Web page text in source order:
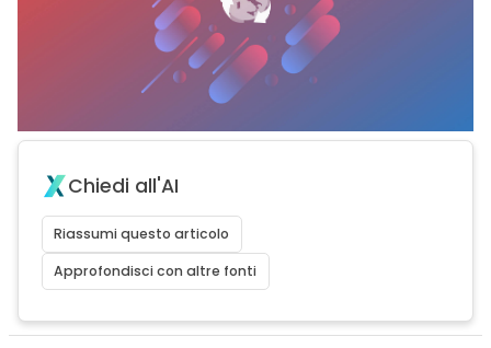
Chiedi all'AI
Riassumi questo articolo
Approfondisci con altre fonti